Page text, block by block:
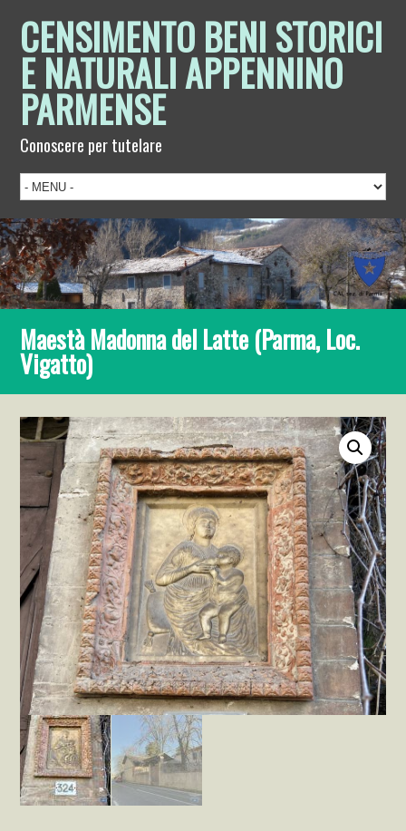
CENSIMENTO BENI STORICI
E NATURALI APPENNINO
PARMENSE
Conoscere per tutelare
Maestà Madonna del Latte (Parma, Loc.
Vigatto)